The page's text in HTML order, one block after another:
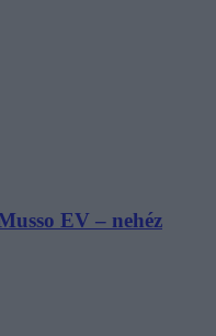
EV – nehéz